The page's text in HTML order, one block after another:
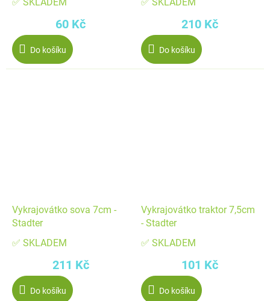
60 Kč
Do košíku
210 Kč
Do košíku
Vykrajovátko sova 7cm -
Stadter
✅ SKLADEM
211 Kč
Do košíku
Vykrajovátko traktor 7,5cm
- Stadter
✅ SKLADEM
101 Kč
Do košíku